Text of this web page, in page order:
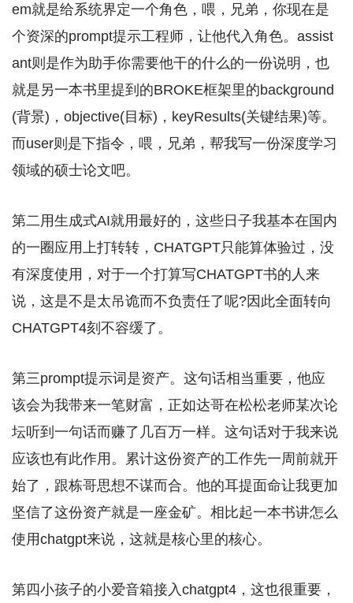
em就是给系统界定一个角色，喂，兄弟，你现在是
个资深的prompt提示工程师，让他代入角色。assist
ant则是作为助手你需要他干的什么的一份说明，也
就是另一本书里提到的BROKE框架里的background
(背景)，objective(目标)，keyResults(关键结果)等。
而user则是下指令，喂，兄弟，帮我写一份深度学习
领域的硕士论文吧。
第二用生成式AI就用最好的，这些日子我基本在国内
的一圈应用上打转转，CHATGPT只能算体验过，没
有深度使用，对于一个打算写CHATGPT书的人来
说，这是不是太吊诡而不负责任了呢?因此全面转向
CHATGPT4刻不容缓了。
第三prompt提示词是资产。这句话相当重要，他应
该会为我带来一笔财富，正如达哥在松松老师某次论
坛听到一句话而赚了几百万一样。这句话对于我来说
应该也有此作用。累计这份资产的工作先一周前就开
始了，跟栋哥思想不谋而合。他的耳提面命让我更加
坚信了这份资产就是一座金矿。相比起一本书讲怎么
使用chatgpt来说，这就是核心里的核心。
第四小孩子的小爱音箱接入chatgpt4，这也很重要，